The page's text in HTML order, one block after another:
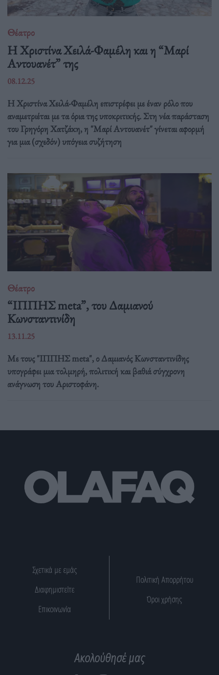
Θέατρο
Η Χριστίνα Χειλά-Φαμέλη και η “Μαρί
Αντουανέτ” της
08.12.25
Η Χριστίνα Χειλά-Φαμέλη επιστρέφει με έναν ρόλο που
αναμετριέται με τα όρια της υποκριτικής. Στη νέα παράσταση
του Γρηγόρη Χατζάκη, η "Μαρί Αντουανέτ" γίνεται αφορμή
για μια (σχεδόν) υπόγεια συζήτηση
Θέατρο
“ΙΠΠΗΣ meta”, του Δαμιανού
Κωνσταντινίδη
13.11.25
Με τους "ΙΠΠΗΣ meta", ο Δαμιανός Κωνσταντινίδης
υπογράφει μια τολμηρή, πολιτική και βαθιά σύγχρονη
ανάγνωση του Αριστοφάνη.
Σχετικά με εμάς
Διαφημιστείτε
Επικοινωνία
Πολιτική Απορρήτου
Όροι χρήσης
Ακολούθησέ μας